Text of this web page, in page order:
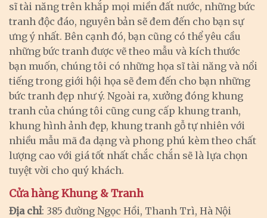
sĩ tài năng trên khắp mọi miền đất nước, những bức
tranh độc đáo, nguyên bản sẽ đem đến cho bạn sự
ưng ý nhất. Bên cạnh đó, bạn cũng có thể yêu cầu
những bức tranh được vẽ theo mẫu và kích thước
bạn muốn, chúng tôi có những họa sĩ tài năng và nổi
tiếng trong giới hội họa sẽ đem đến cho bạn những
bức tranh đẹp như ý. Ngoài ra, xưởng đóng khung
tranh của chúng tôi cũng cung cấp khung tranh,
khung hình ảnh đẹp, khung tranh gỗ tự nhiên với
nhiều mẫu mã đa dạng và phong phú kèm theo chất
lượng cao với giá tốt nhất chắc chắn sẽ là lựa chọn
tuyệt vời cho quý khách.
Cửa hàng Khung & Tranh
Địa chỉ: 385 đường Ngọc Hồi, Thanh Trì, Hà Nội